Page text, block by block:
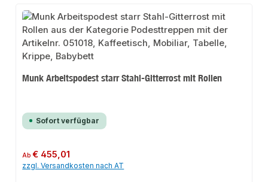
Munk Arbeitspodest starr Stahl-Gitterrost mit Rollen
Sofort verfügbar
Regulärer Preis:
Ab€ 455,01
zzgl. Versandkosten nach AT